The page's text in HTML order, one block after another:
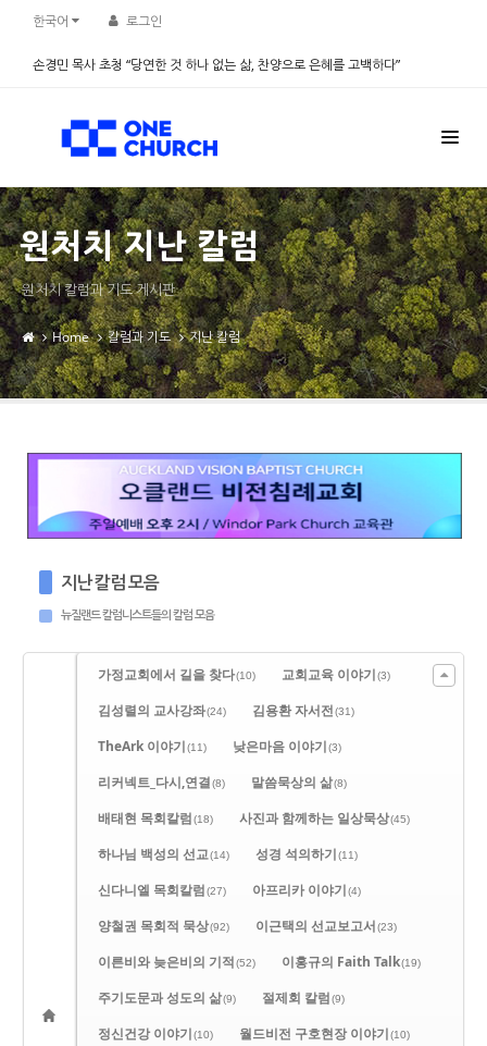
한국어 로그인
손경민 목사 초청 “당연한 것 하나 없는 삶, 찬양으로 은혜를 고백하다”
원처치 지난 칼럼
원처치 칼럼과 기도 게시판
Home 칼럼과 기도 지난 칼럼
지난 칼럼 모음
뉴질랜드 칼럼니스트들의 칼럼 모음
가정교회에서 길을 찾다(10) 교회교육 이야기(3)
김성렬의 교사강좌(24) 김용환 자서전(31)
TheArk 이야기(11) 낮은마음 이야기(3)
리커넥트_다시,연결(8) 말씀묵상의 삶(8)
배태현 목회칼럼(18) 사진과 함께하는 일상묵상(45)
하나님 백성의 선교(14) 성경 석의하기(11)
신다니엘 목회칼럼(27) 아프리카 이야기(4)
양철권 목회적 묵상(92) 이근택의 선교보고서(23)
이른비와 늦은비의 기적(52) 이홍규의 Faith Talk(19)
주기도문과 성도의 삶(9) 절제회 칼럼(9)
정신건강 이야기(10) 월드비전 구호현장 이야기(10)
Sketchbook5, 스케치북5